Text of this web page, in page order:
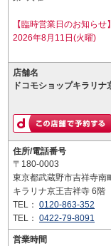
【臨時営業日のお知らせ】
2026年8月11日(火曜)
店舗名
ドコモショップキラリナ
住所/電話番号
〒180-0003
東京都武蔵野市吉祥寺南
キラリナ京王吉祥寺 6階
TEL： 0120-863-352
TEL： 0422-79-8091
営業時間